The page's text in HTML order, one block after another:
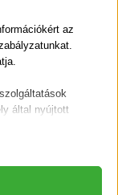
jól oldódó,
a
termelődéshez
és az erek
az
által nyújtott
oldal megfelelő